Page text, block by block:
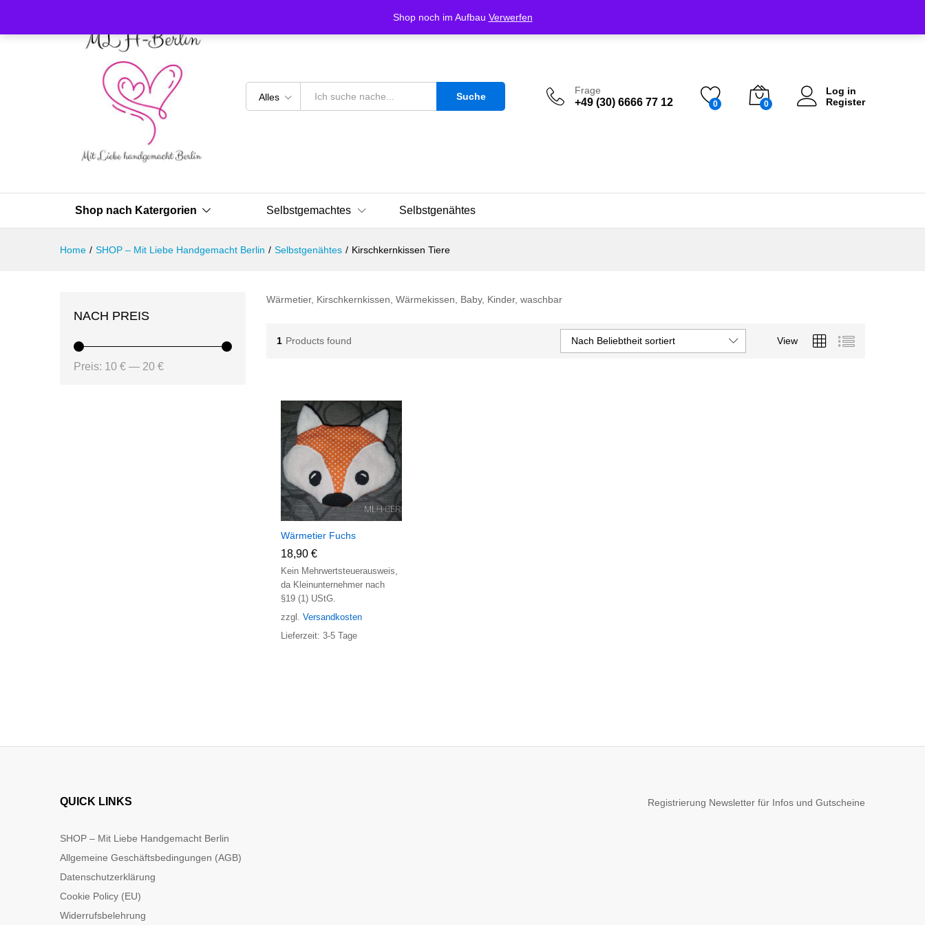
Shop noch im Aufbau Verwerfen
Alles Suche
Frage
+49 (30) 6666 77 12 0 0
Log in
Register
Shop nach Katergorien Selbstgemachtes Selbstgenähtes
Home / SHOP – Mit Liebe Handgemacht Berlin / Selbstgenähtes / Kirschkernkissen Tiere
Wärmetier, Kirschkernkissen, Wärmekissen, Baby, Kinder, waschbar
1 Products found View
Nach Beliebtheit sortiert
Wärmetier Fuchs
18,90 €
18,90 €
Kein Mehrwertsteuerausweis,
da Kleinunternehmer nach
§19 (1) UStG.
zzgl. Versandkosten
Lieferzeit: 3-5 Tage
NACH PREIS
Preis: 10 € — 20 €
QUICK LINKS
SHOP – Mit Liebe Handgemacht Berlin
Allgemeine Geschäftsbedingungen (AGB)
Datenschutzerklärung
Cookie Policy (EU)
Widerrufsbelehrung
Registrierung Newsletter für Infos und Gutscheine